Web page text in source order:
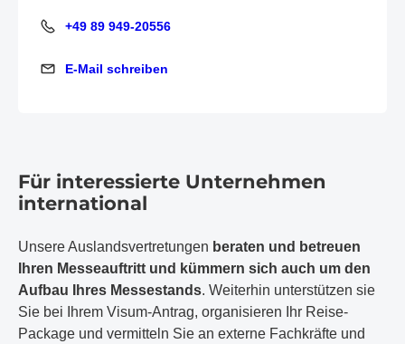
+49 89 949-20556
+49 89 949-20556
E-Mail schreiben
E-Mail schreiben
Für interessierte Unternehmen
international
Unsere Auslandsvertretungen beraten und betreuen
Ihren Messeauftritt und kümmern sich auch um den
Aufbau Ihres Messestands. Weiterhin unterstützen sie
Sie bei Ihrem Visum-Antrag, organisieren Ihr Reise-
Package und vermitteln Sie an externe Fachkräfte und